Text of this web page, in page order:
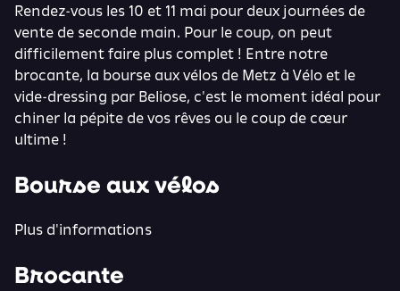
Rendez-vous les 10 et 11 mai pour deux journées de
vente de seconde main. Pour le coup, on peut
difficilement faire plus complet ! Entre notre
brocante, la bourse aux vélos de Metz à Vélo et le
vide-dressing par Beliose, c'est le moment idéal pour
chiner la pépite de vos rêves ou le coup de cœur
ultime !
Bourse aux vélos
Plus d'informations
Brocante